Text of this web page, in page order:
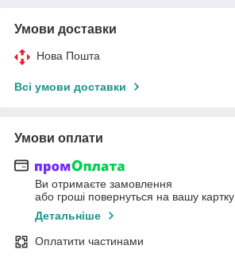
Умови доставки
Нова Пошта
Всі умови доставки
Умови оплати
Ви отримаєте замовлення
або гроші повернуться на вашу картку
Детальніше
Оплатити частинами